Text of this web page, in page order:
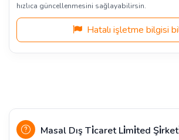
hızlıca güncellenmesini sağlayabilirsin.
Hatalı işletme bilgisi
Masal Dış Ti̇caret Li̇mi̇ted